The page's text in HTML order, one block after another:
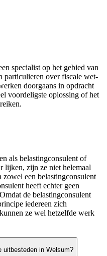
specialist op het gebied van
particulieren over fiscale wet-
doorgaans in opdracht
voordeligste oplossing of het
als belastingconsulent of
lijken, zijn ze niet helemaal
zowel een belastingconsulent
heeft echter geen
de belastingconsulent
iedereen zich
ze wel hetzelfde werk
uitbesteden in Welsum?